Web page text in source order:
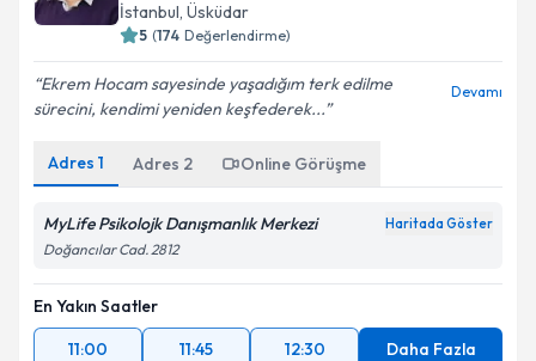
Kişisel verilerimin işlenmesine ilişkin
kapsamda işlenmesini kabul ediyorum.
Takvim Talebini Gönder
İstanbul, Üsküdar
5 (174 Değerlendirme)
Ekrem Hocam sayesinde yaşadığım terk edilme
sürecini, kendimi yeniden keşfederek...
Devamı
Adres 1 Adres 2 Online Görüşme
MyLife Psikolojk Danışmanlık Merkezi Haritada Göster
Doğancılar Cad. 2812
En Yakın Saatler
11:00
11:45 12:30 Daha Fazla